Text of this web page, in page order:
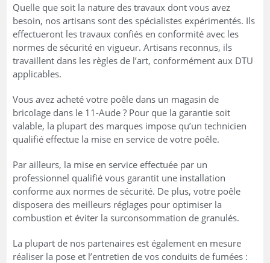
Quelle que soit la nature des travaux dont vous avez
besoin, nos artisans sont des spécialistes expérimentés. Ils
effectueront les travaux confiés en conformité avec les
normes de sécurité en vigueur. Artisans reconnus, ils
travaillent dans les règles de l’art, conformément aux DTU
applicables.
Vous avez acheté votre poêle dans un magasin de
bricolage dans le 11-Aude ? Pour que la garantie soit
valable, la plupart des marques impose qu’un technicien
qualifié effectue la mise en service de votre poêle.
Par ailleurs, la mise en service effectuée par un
professionnel qualifié vous garantit une installation
conforme aux normes de sécurité. De plus, votre poêle
disposera des meilleurs réglages pour optimiser la
combustion et éviter la surconsommation de granulés.
La plupart de nos partenaires est également en mesure
réaliser la pose et l’entretien de vos conduits de fumées :